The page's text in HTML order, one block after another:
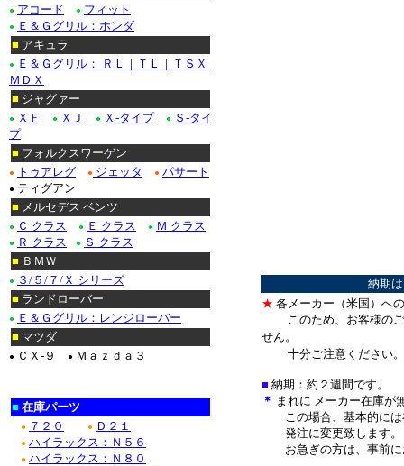
納期
★ 各メーカー（米国）へ
このため、お客様の
せん。
十分ご注意ください。
■ 納期：約２週間です。
＊ まれに メーカー在庫が
この場合、基本的には
発注に変更致します。
お急ぎの方は、事前に
● アコード ● フィット
●
Ｅ＆Ｇグリル：ホンダ
■ アキュラ
●
Ｅ＆Ｇグリル： ＲＬ｜ＴＬ｜ＴＳＸ｜
ＭＤＸ
■ ジャグァー
● ＸＦ ● ＸＪ ● Ｘ-タイプ ●
Ｓ-タイ
プ
■ フォルクスワーゲン
● トゥアレグ ● ジェッタ ● パサート
● ティグアン
■ メルセデス ベンツ
● Ｃ クラス ● Ｅ クラス ● Ｍ クラス
● Ｒ クラス ●
Ｓ クラス
■ ＢＭＷ
●
３/５/７/Ｘ シリーズ
■ ランドローバー
●
Ｅ＆Ｇグリル：レンジローバー
■ マツダ
● ＣＸ-９ ● Ｍａｚｄａ３
■ 在庫パーツ
● ７２０ ● Ｄ２１
● ハイラックス：Ｎ５６
● ハイラックス：Ｎ８０